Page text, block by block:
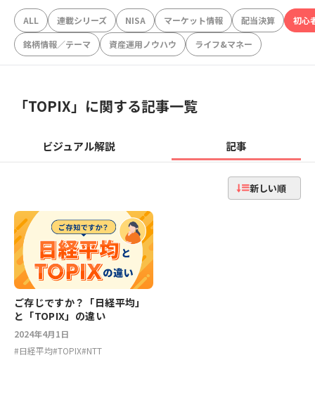
ALL 連載シリーズ NISA マーケット情報 配当決算
初心
銘柄情報／テーマ
資産運用ノウハウ ライフ&マネー
「TOPIX」に関する記事一覧
ビジュアル解説 記事
新しい順
ご存じですか？「日経平均」
と「TOPIX」の違い
2024年4月1日
#日経平均#TOPIX#NTT